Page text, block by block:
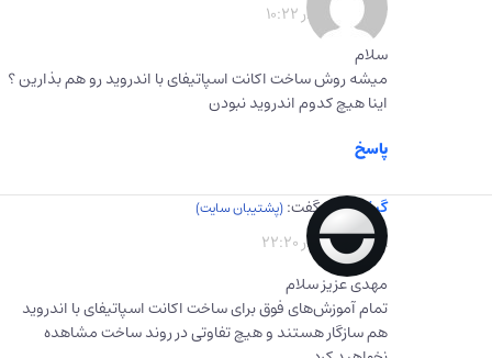
1402-10-17 در 10:22
سلام
میشه روش ساخت اکانت اسپاتیفای با اندروید رو هم بذارین ؟
اینا هیچ کدوم اندروید نبودن
پاسخ
گیفت برگ گفت:
1402-10-18 در 22:20
مهدی عزیز سلام
تمام آموزش‌های فوق برای ساخت اکانت اسپاتیفای با اندروید
هم سازگار هستند و هیچ تفاوتی در روند ساخت مشاهده